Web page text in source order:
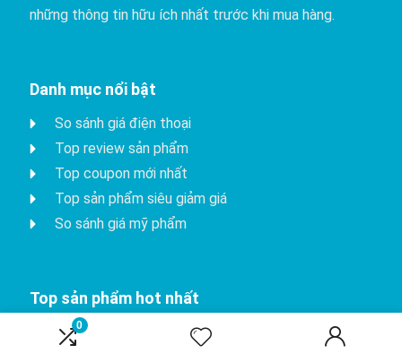
0
những thông tin hữu ích nhất trước khi mua hàng.
Danh mục nổi bật
So sánh giá điện thoại
Top review sản phẩm
Top coupon mới nhất
Top sản phẩm siêu giảm giá
So sánh giá mỹ phẩm
Top sản phẩm hot nhất
iPhone 15 Pro